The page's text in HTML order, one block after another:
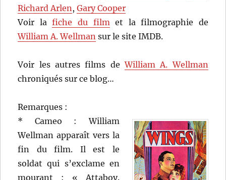
Richard Arlen,Gary Cooper
Voir lafiche du filmet la filmographie de
William A. Wellman sur le site IMDB.
Voir les autres films deWilliam A. Wellman
chroniqués sur ce blog…
Remarques :
* Cameo : William
Wellman apparaît vers la
fin du film. Il est le
soldat qui s’exclame en
mourant : « Attaboy.